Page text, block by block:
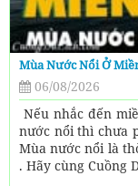
Mùa Nước Nổi Ở
06/08/2026
Nếu nhắc đến
nước nổi thì chưa
Mùa nước nổi là
. Hãy cùng Cuồng